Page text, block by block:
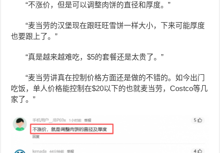
“不涨价，但是可以调整肉饼的直径和厚度。”
“麦当劳的汉堡现在跟旺旺雪饼一样大小，下来可能厚度
也要跟上了。”
“真是越来越难吃，$5的套餐还是太贵了。”
“麦当劳讲真在控制价格方面还是做的不错的。如今出门
吃饭，单人价格能控制在$20以下的也就麦当劳，Costco等几
家了。”